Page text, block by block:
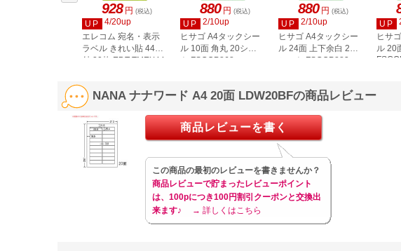
928 円 (税込)
UP
4/20up
エレコム 宛名・表示
ラベル きれい貼 44面
付 20枚 EDT-TMEX44
880 円 (税込)
UP
2/10up
ヒサゴ A4タックシー
ル 10面 角丸 20シー
ト FSCOP868
880 円 (税込)
UP
2/10up
ヒサゴ A4タックシー
ル 24面 上下余白 20
シート FSCOP883
UP
ヒサ
ル 20
NANA ナナワード A4 20面 LDW20BFの商品レビュー
商品レビューを書く
この商品の最初のレビューを書きませんか？
商品レビューで貯まったレビューポイント
は、100pにつき100円割引クーポンと交換出
来ます♪
→ 詳しくはこちら